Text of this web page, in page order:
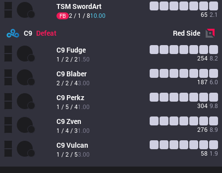
TSMSwordArt
FB 2 / 1 / 810.00 65 2.1
C9 Defeat RedSide
C9 Fudge
1 / 2 / 21.50 254 8.2
C9 Blaber
2 / 2 / 43.00 187 6.0
C9 Perkz
1 / 5 / 41.00 304 9.8
C9Zven
1 / 4 / 31.00 276 8.9
C9Vulcan
1 / 2 / 53.00 58 1.9